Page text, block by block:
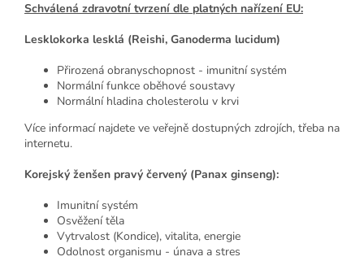
Schválená zdravotní tvrzení dle platných nařízení EU:
Lesklokorka lesklá (Reishi, Ganoderma lucidum)
Přirozená obranyschopnost - imunitní systém
Normální funkce oběhové soustavy
Normální hladina cholesterolu v krvi
Více informací najdete ve veřejně dostupných zdrojích, třeba na
internetu.
Korejský ženšen pravý červený (Panax ginseng):
Imunitní systém
Osvěžení těla
Vytrvalost (Kondice), vitalita, energie
Odolnost organismu - únava a stres